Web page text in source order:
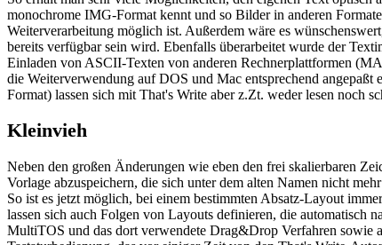
monochrome IMG-Format kennt und so Bilder in anderen
Weiterverarbeitung möglich ist. Außerdem wäre es
bereits verfügbar sein wird. Ebenfalls überarbeitet wurde der
Einladen von ASCII-Texten von anderen Rechnerplattformen
die Weiterverwendung auf DOS und Mac entsprechend
Format) lassen sich mit That's Write aber z.Zt. weder lesen noch
Kleinvieh
Neben den großen Änderungen wie eben den frei skalierbaren
Vorlage abzuspeichern, die sich unter dem alten Namen nicht
So ist es jetzt möglich, bei einem bestimmten Absatz-Layout
lassen sich auch Folgen von Layouts definieren, die automatisch
MultiTOS und das dort verwendete Drag&Drop Verfahren sowie